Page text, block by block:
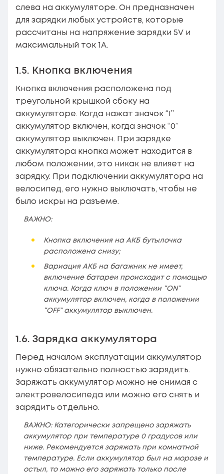
слева на аккумуляторе. Он предназначен
для зарядки любых устройств, которые
рассчитаны на напряжение зарядки 5V и
максимальный ток 1А.
1.5. Кнопка включения
Кнопка включения расположена под
треугольной крышкой сбоку на
аккумуляторе. Когда нажат значок “I”
аккумулятор включен, когда значок “0”
аккумулятор выключен. При зарядке
аккумулятора кнопка может находится в
любом положении, это никак не влияет на
зарядку. При подключении аккумулятора на
велосипед, его нужно выключать, чтобы не
было искры на разъеме.
ВАЖНО:
Кнопка включения на АКБ бутылочка
расположена снизу;
Вариация АКБ на багажник не имеет,
включение батареи происходит с помощью
ключа. Когда ключ в положении “ON”
аккумулятор включен, когда в положении
“OFF” аккумулятор выключен.
1.6. Зарядка аккумулятора
Перед началом эксплуатации аккумулятор
нужно обязательно полностью зарядить.
Заряжать аккумулятор можно не снимая с
электровелосипеда или можно его снять и
зарядить отдельно.
ВАЖНО: Категорически запрещено заряжать
аккумулятор при температуре 0 градусов или
ниже. Рекомендуется заряжать при комнатной
температуре. Если аккумулятор был на морозе и
остыл, то можно его заряжать только после